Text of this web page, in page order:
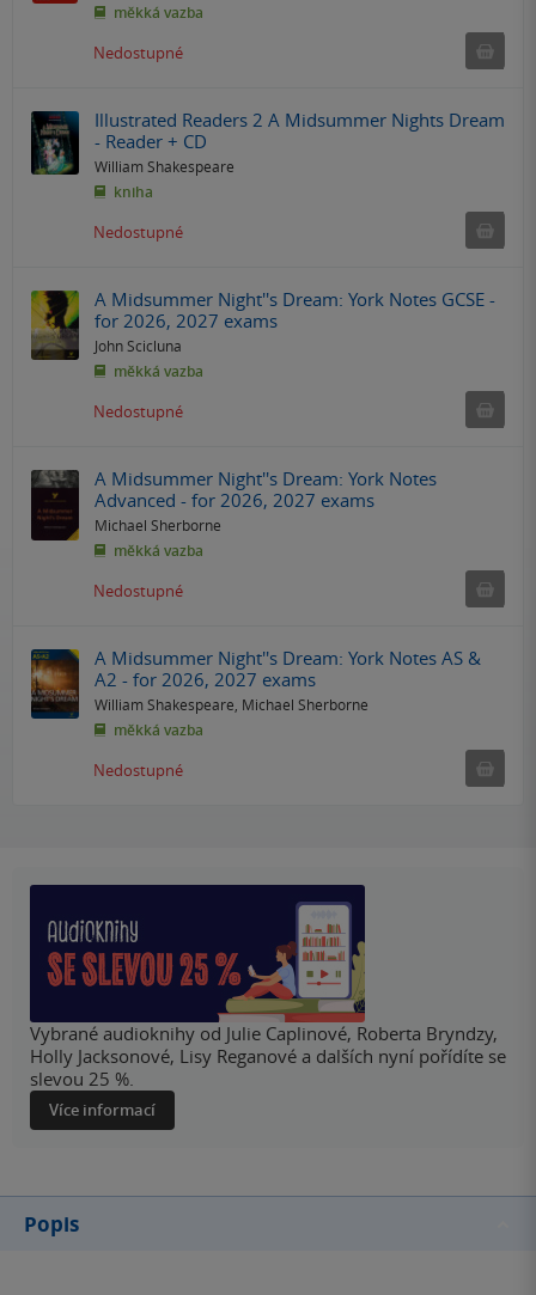
měkká vazba
Nedostupné
Illustrated Readers 2 A Midsummer Nights Dream
- Reader + CD
William Shakespeare
kniha
Nedostupné
A Midsummer Night''s Dream: York Notes GCSE -
for 2026, 2027 exams
John Scicluna
měkká vazba
Nedostupné
A Midsummer Night''s Dream: York Notes
Advanced - for 2026, 2027 exams
Michael Sherborne
měkká vazba
Nedostupné
A Midsummer Night''s Dream: York Notes AS &
A2 - for 2026, 2027 exams
William Shakespeare, Michael Sherborne
měkká vazba
Nedostupné
Vybrané audioknihy od Julie Caplinové, Roberta Bryndzy,
Holly Jacksonové, Lisy Reganové a dalších nyní pořídíte se
slevou 25 %.
Více informací
Popis